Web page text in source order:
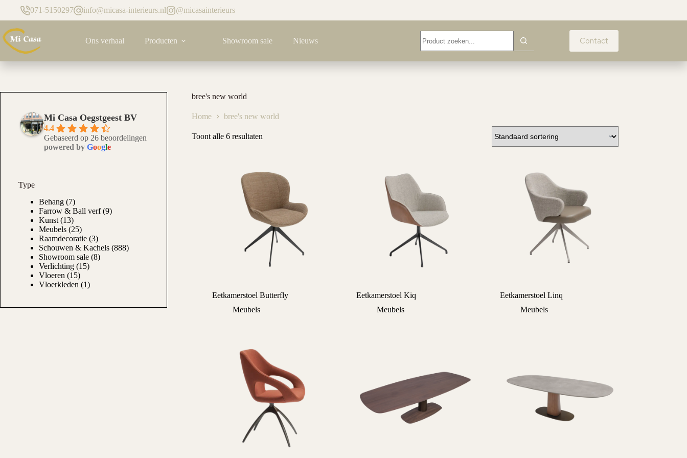
de
inhoud
071-5150297 info@micasa-interieurs.nl @micasainterieurs
Ons verhaal Producten Showroom sale Nieuws
resultaten
Contact
bree's new world
Home bree's new world
Toont alle 6 resultaten
Eetkamerstoel Butterfly
Meubels
Eetkamerstoel Kiq
Meubels
Eetkamerstoel Linq
Meubels
Mi Casa Oegstgeest BV
4.4
Gebaseerd op 26 beoordelingen
powered by Google
Type
Behang (7)
Farrow & Ball verf (9)
Kunst (13)
Meubels (25)
Raamdecoratie (3)
Schouwen & Kachels (888)
Showroom sale (8)
Verlichting (15)
Vloeren (15)
Vloerkleden (1)